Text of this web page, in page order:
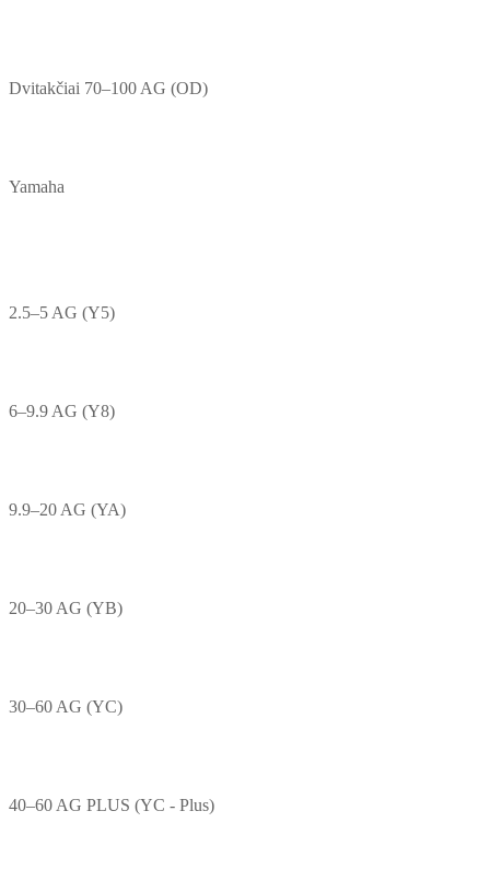
Dvitakčiai 70–100 AG (OD)
Yamaha
2.5–5 AG (Y5)
6–9.9 AG (Y8)
9.9–20 AG (YA)
20–30 AG (YB)
30–60 AG (YC)
40–60 AG PLUS (YC - Plus)